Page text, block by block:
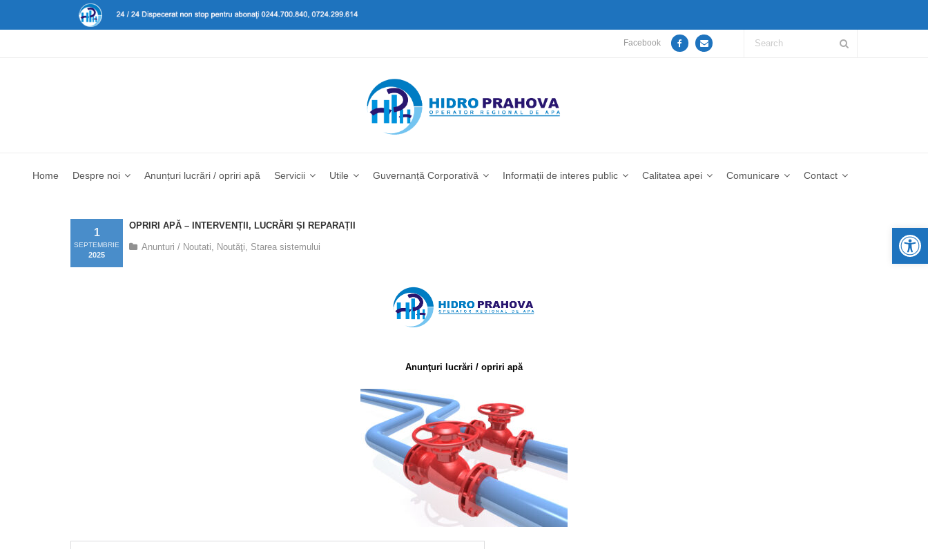
Facebook
Home Despre noi Anunțuri lucrări / opriri apă Servicii Utile Guvernanță Corporativă Informații de interes public Calitatea apei Comunicare Contact
OPRIRI APĂ – INTERVENȚII, LUCRĂRI ȘI REPARAȚII
1
SEPTEMBRIE
2025
Anunturi / Noutati Noutăţi Starea sistemului
Anunţuri lucrări / opriri apă